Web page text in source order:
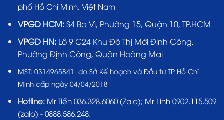
phố Hồ Chí Minh, Việt Nam
VPGD HCM:S4 Ba Vì, Phường 15, Quận 10, TP.HCM
VPGD HN:Lô 9 C24 Khu Đô Thị Mới Định Công,
Phường Định Công, Quận Hoàng Mai
MST: 0314965841 do Sở Kế hoạch và Đầu tư TP Hồ Chí
Minh cấp ngày 04/04/2018
Hotline: Mr Tiến 036.328.6060(Zalo); Mr Linh 0902.115.509
(zalo) - 0888.586.248.